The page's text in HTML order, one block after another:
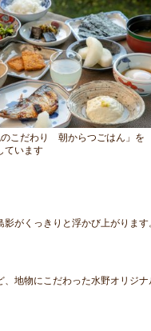
のこだわり 朝からつごはん」を
ています
がくっきりと浮かび上がります
地物にこだわった水野オリジナ